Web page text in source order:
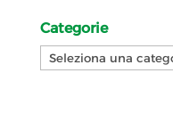
Categorie
Categorie